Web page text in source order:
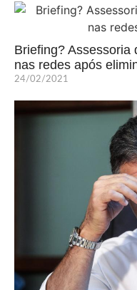
Briefing? Assessoria
nas redes após
24/02/2021